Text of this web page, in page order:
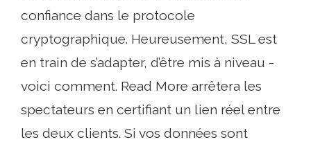
confiance dans le protocole
cryptographique. Heureusement, SSL est
en train de s’adapter, d’être mis à niveau -
voici comment. Read More arrêtera les
spectateurs en certifiant un lien réel entre
les deux clients. Si vos données sont